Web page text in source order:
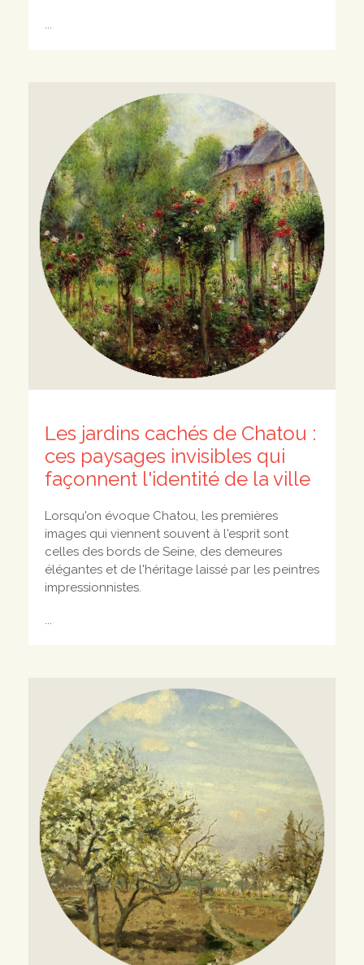
...
Les jardins cachés de Chatou :
ces paysages invisibles qui
façonnent l'identité de la ville
Lorsqu'on évoque Chatou, les premières
images qui viennent souvent à l'esprit sont
celles des bords de Seine, des demeures
élégantes et de l'héritage laissé par les peintres
impressionnistes.
...